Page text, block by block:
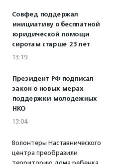
Совфед поддержал
инициативу о бесплатной
юридической помощи
сиротам старше 23 лет
13:19
Президент РФ подписал
закон о новых мерах
поддержки молодежных
НКО
13:04
Волонтеры Наставнического
центра преобразили